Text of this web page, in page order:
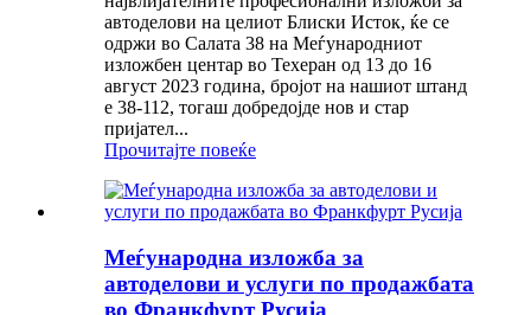
автоделови на целиот Блиски Исток, ќе се
одржи во Салата 38 на Меѓународниот
изложбен центар во Техеран од 13 до 16
август 2023 година, бројот на нашиот штанд
е 38-112, тогаш добредојде нов и стар
пријател...
Прочитајте повеќе
Меѓународна изложба за
автоделови и услуги по продажбата
во Франкфурт Русија